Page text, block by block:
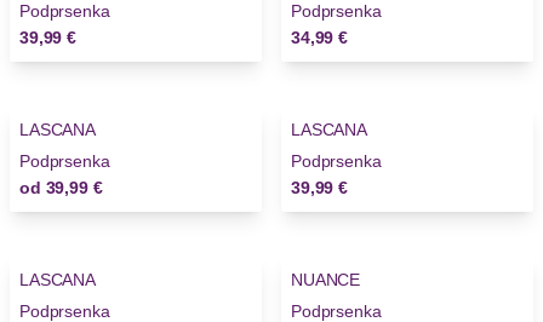
Podprsenka
39,99 €
Podprsenka
34,99 €
Novinky
LASCANA
Podprsenka
od 39,99 €
Novinky
LASCANA
Podprsenka
39,99 €
LASCANA
Podprsenka
Novinky
NUANCE
Podprsenka